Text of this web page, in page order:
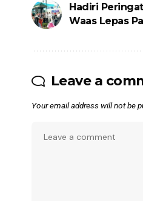
Hadiri
Waas Lepas
Leave a
Your email address will not be